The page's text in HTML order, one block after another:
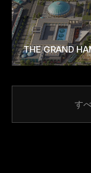
THE GRAND
す